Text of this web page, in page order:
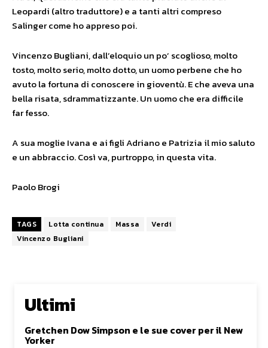
Leopardi (altro traduttore) e a tanti altri compreso
Salinger come ho appreso poi.
Vincenzo Bugliani, dall’eloquio un po’ scoglioso, molto
tosto, molto serio, molto dotto, un uomo perbene che ho
avuto la fortuna di conoscere in gioventù. E che aveva una
bella risata, sdrammatizzante. Un uomo che era difficile
far fesso.
A sua moglie Ivana e ai figli Adriano e Patrizia il mio saluto
e un abbraccio. Così va, purtroppo, in questa vita.
Paolo Brogi
TAGS Lotta continua Massa
Verdi
Vincenzo Bugliani
Ultimi
Gretchen Dow Simpson e le sue cover per il New
Yorker